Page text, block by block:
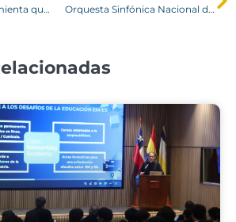
Implementan herramienta que evalúa riesgos de desastres en zona patrimonial de Valparaiso Orquesta Sinfónica Nacional de Chile cerró la Temporada Artística USM con deslumbrante concierto